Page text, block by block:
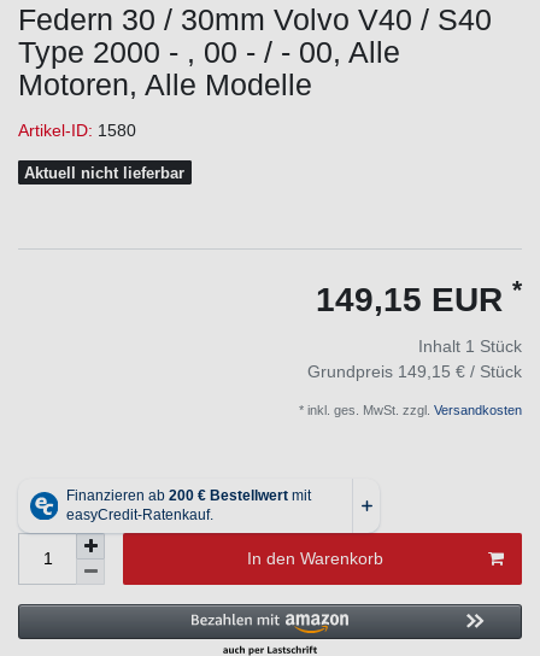
Federn 30 / 30mm Volvo V40 / S40
Type 2000 - , 00 - / - 00, Alle
Motoren, Alle Modelle
Artikel-ID: 1580
Aktuell nicht lieferbar
149,15 EUR *
Inhalt 1 Stück
Grundpreis 149,15 € / Stück
* inkl. ges. MwSt. zzgl. Versandkosten
In den Warenkorb